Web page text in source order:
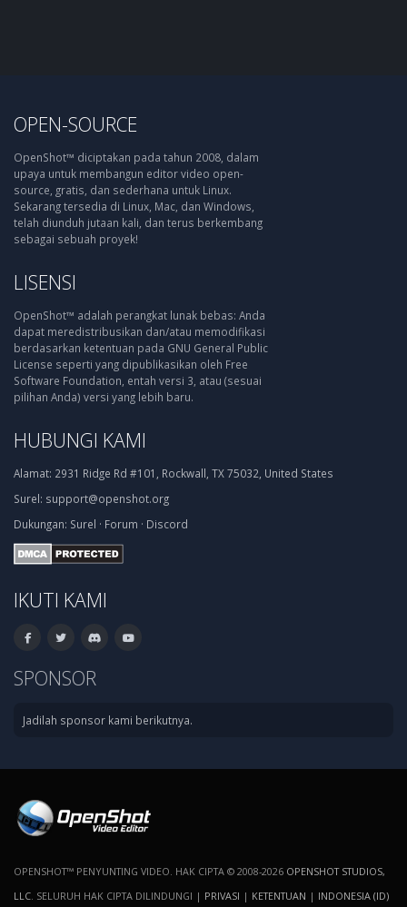
OPEN-SOURCE
OpenShot™ diciptakan pada tahun 2008, dalam
upaya untuk membangun editor video open-
source, gratis, dan sederhana untuk Linux.
Sekarang tersedia di Linux, Mac, dan Windows,
telah diunduh jutaan kali, dan terus berkembang
sebagai sebuah proyek!
LISENSI
OpenShot™ adalah perangkat lunak bebas: Anda
dapat meredistribusikan dan/atau memodifikasi
berdasarkan ketentuan pada GNU General Public
License seperti yang dipublikasikan oleh Free
Software Foundation, entah versi 3, atau (sesuai
pilihan Anda) versi yang lebih baru.
HUBUNGI KAMI
Alamat: 2931 Ridge Rd #101, Rockwall, TX 75032, United States
Surel: support@openshot.org
Dukungan: Surel · Forum · Discord
IKUTI KAMI
SPONSOR
Jadilah sponsor kami berikutnya.
OPENSHOT™ PENYUNTING VIDEO. HAK CIPTA © 2008-2026 OPENSHOT STUDIOS,
LLC . SELURUH HAK CIPTA DILINDUNGI | PRIVASI | KETENTUAN | INDONESIA (ID)